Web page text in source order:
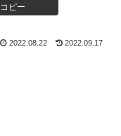
コピー
2022.08.22 2022.09.17